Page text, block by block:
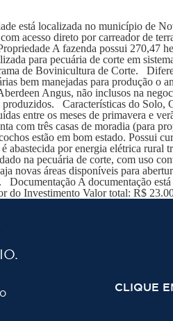
está localizada no município de
acesso direto por carreador de
A fazenda possui 270,47
para pecuária de corte em
de Bovinicultura de Corte.
bem manejadas para produção o
Angus, não inclusos na
Características do Solo,
entre os meses de primavera e
três casas de moradia (para
estão em bom estado. Possui
por energia elétrica rural
na pecuária de corte, com uso
áreas disponíveis para
A documentação
do Investimento Valor total: R$
CLIQUE